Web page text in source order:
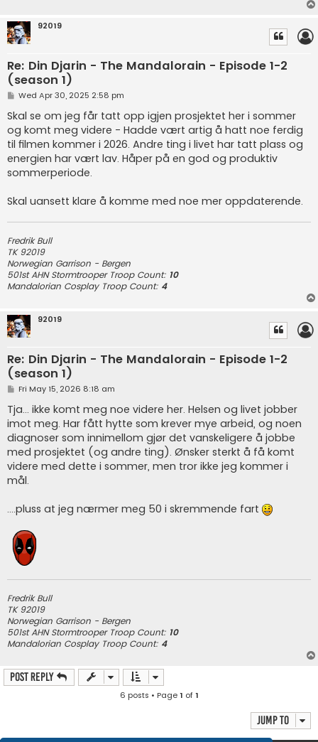
92019
Re: Din Djarin - The Mandalorain - Episode 1-2
(season 1)
P
s
t
Wed Apr 30, 2025 2:58 pm
Skal se om jeg får tatt opp igjen prosjektet her i sommer
og komt meg videre - Hadde vært artig å hatt noe ferdig
til filmen kommer i 2026. Andre ting i livet har tatt plass og
energien har vært lav. Håper på en god og produktiv
sommerperiode.
Skal uansett klare å komme med noe mer oppdaterende.
Fredrik Bull
TK 92019
Norwegian Garrison - Bergen
501st AHN Stormtrooper Troop Count: 10
Mandalorian Cosplay Troop Count: 4
92019
Re: Din Djarin - The Mandalorain - Episode 1-2
(season 1)
P
s
t
Fri May 15, 2026 8:18 am
Tja... ikke komt meg noe videre her. Helsen og livet jobber
imot meg. Har fått hytte som krever mye arbeid, og noen
diagnoser som innimellom gjør det vanskeligere å jobbe
med prosjektet (og andre ting). Ønsker sterkt å få komt
videre med dette i sommer, men tror ikke jeg kommer i
mål.
....pluss at jeg nærmer meg 50 i skremmende fart
Fredrik Bull
TK 92019
Norwegian Garrison - Bergen
501st AHN Stormtrooper Troop Count: 10
Mandalorian Cosplay Troop Count: 4
Post Reply
6 posts • Page1 of1
Jump to